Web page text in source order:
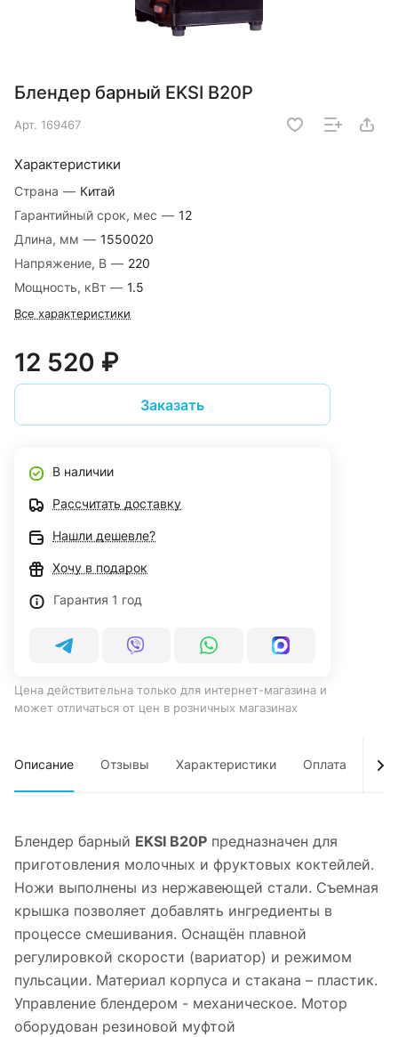
Блендер барный EKSI B20P
Арт. 169467
Характеристики
Страна — Китай
Гарантийный срок, мес — 12
Длина, мм — 1550020
Напряжение, В — 220
Мощность, кВт — 1.5
Все характеристики
12 520 ₽
Заказать
В наличии
Рассчитать доставку
Нашли дешевле?
Хочу в подарок
Гарантия 1 год
Цена действительна только для интернет-магазина и
может отличаться от цен в розничных магазинах
Описание Отзывы Характеристики Оплата
Блендер барный EKSI B20P предназначен для
приготовления молочных и фруктовых коктейлей.
Ножи выполнены из нержавеющей стали. Съемная
крышка позволяет добавлять ингредиенты в
процессе смешивания. Оснащён плавной
регулировкой скорости (вариатор) и режимом
пульсации. Материал корпуса и стакана – пластик.
Управление блендером - механическое. Мотор
оборудован резиновой муфтой